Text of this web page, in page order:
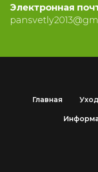
Электронная
Главная Уход